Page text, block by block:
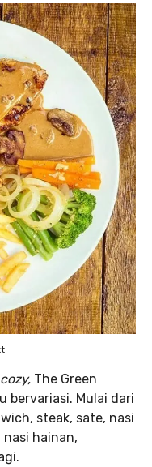
cozy, The Green
bervariasi. Mulai dari
steak, sate, nasi
hainan,